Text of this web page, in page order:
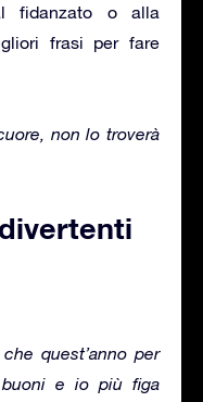
fidanzato o alla
frasi per fare
non lo troverà
quest’anno per
e io più figa